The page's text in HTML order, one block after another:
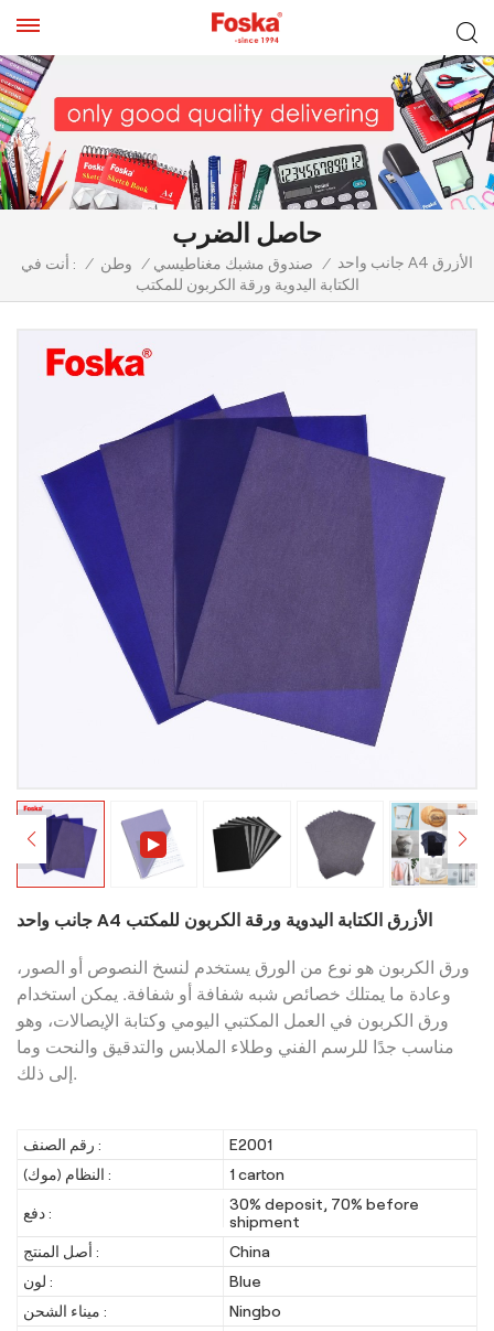
حاصل الضرب
أنت في : / وطن / صندوق مشبك مغناطيسي /
جانب واحد A4 الأزرق
الكتابة اليدوية ورقة الكربون للمكتب
جانب واحد A4 الأزرق الكتابة اليدوية ورقة الكربون للمكتب
ورق الكربون هو نوع من الورق يستخدم لنسخ النصوص أو الصور،
وعادة ما يمتلك خصائص شبه شفافة أو شفافة. يمكن استخدام
ورق الكربون في العمل المكتبي اليومي وكتابة الإيصالات، وهو
مناسب جدًا للرسم الفني وطلاء الملابس والتدقيق والنحت وما
إلى ذلك.
رقم الصنف :
E2001
النظام (موك) :
1 carton
دفع :
30% deposit, 70% before
shipment
أصل المنتج :
China
لون :
Blue
ميناء الشحن :
Ningbo